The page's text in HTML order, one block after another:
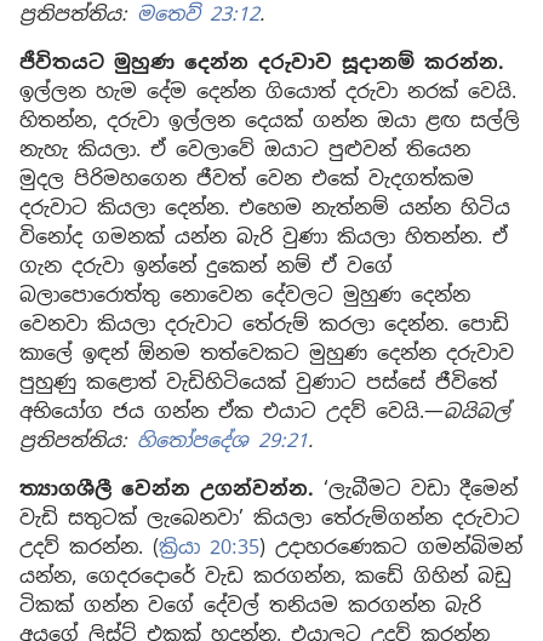
ප්‍රතිපත්තිය: මතෙව් 23:12.
ජීවිතයට මුහුණ දෙන්න දරුවාව සූදානම් කරන්න.
ඉල්ලන හැම දේම දෙන්න ගියොත් දරුවා නරක් වෙයි.
හිතන්න, දරුවා ඉල්ලන දෙයක් ගන්න ඔයා ළඟ සල්ලි
නැහැ කියලා. ඒ වෙලාවේ ඔයාට පුළුවන් තියෙන
මුදල පිරිමහගෙන ජීවත් වෙන එකේ වැදගත්කම
දරුවාට කියලා දෙන්න. එහෙම නැත්නම් යන්න හිටිය
විනෝද ගමනක් යන්න බැරි වුණා කියලා හිතන්න. ඒ
ගැන දරුවා ඉන්නේ දුකෙන් නම් ඒ වගේ
බලාපොරොත්තු නොවෙන දේවලට මුහුණ දෙන්න
වෙනවා කියලා දරුවාට තේරුම් කරලා දෙන්න. පොඩි
කාලේ ඉඳන් ඕනම තත්වෙකට මුහුණ දෙන්න දරුවාව
පුහුණු කළොත් වැඩිහිටියෙක් වුණාට පස්සේ ජීවිතේ
අභියෝග ජය ගන්න ඒක එයාට උදව් වෙයි.—බයිබල්
ප්‍රතිපත්තිය: හිතෝපදේශ 29:21.
ත්‍යාගශීලී වෙන්න උගන්වන්න. ‘ලැබීමට වඩා දීමෙන්
වැඩි සතුටක් ලැබෙනවා’ කියලා තේරුම්ගන්න දරුවාට
උදව් කරන්න. (ක්‍රියා 20:35) උදාහරණෙකට ගමන්බිමන්
යන්න, ගෙදරදොරේ වැඩ කරගන්න, කඩේ ගිහින් බඩු
ටිකක් ගන්න වගේ දේවල් තනියම කරගන්න බැරි
අයගේ ලිස්ට් එකක් හදන්න. එයාලට උදව් කරන්න